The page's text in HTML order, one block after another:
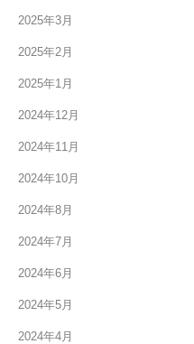
2025年3月
2025年2月
2025年1月
2024年12月
2024年11月
2024年10月
2024年8月
2024年7月
2024年6月
2024年5月
2024年4月